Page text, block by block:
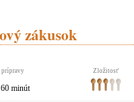
zákusok
prípravy Zložitosť
60 minút